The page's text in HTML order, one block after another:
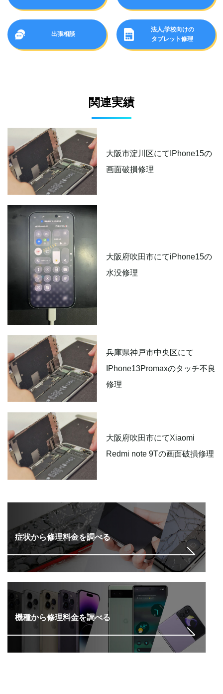
出張相談
法人,学校向けの
タブレット修理
関連実績
大阪市淀川区にてIPhone15の
画面破損修理
大阪府吹田市にてiPhone15の
水没修理
兵庫県神戸市中央区にて
IPhone13Promaxのタッチ不良
修理
大阪府吹田市にてXiaomi
Redmi note 9Tの画面破損修理
症状から修理料金を調べる
機種から修理料金を調べる